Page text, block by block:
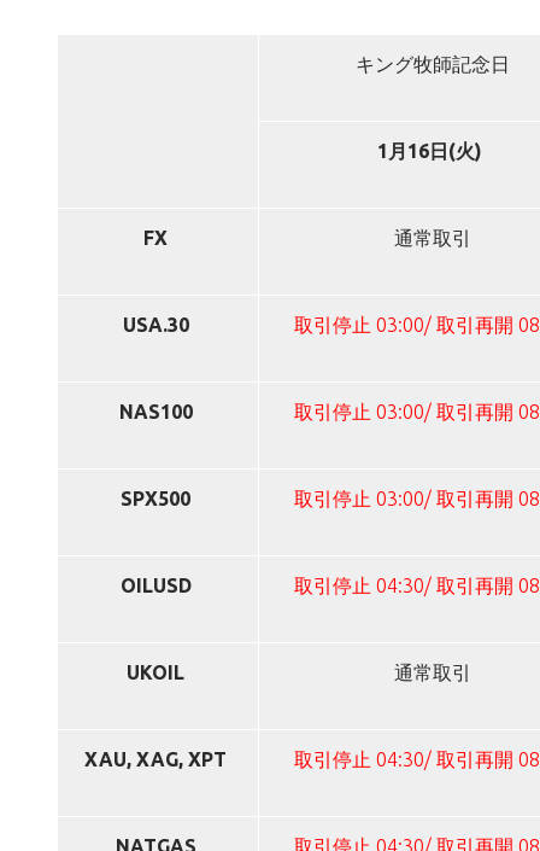
キング牧師記念日
1 月16日(火)
FX 通常取引
USA.30 取引停止 03:00/ 取引再開
NAS100 取引停止 03:00/ 取引再開
SPX500 取引停止 03:00/ 取引再開
OILUSD 取引停止 04:30/ 取引再開
UKOIL 通常取引
XAU, XAG, XPT 取引停止 04:30/ 取引再開
NATGAS 取引停止 04:30/ 取引再開